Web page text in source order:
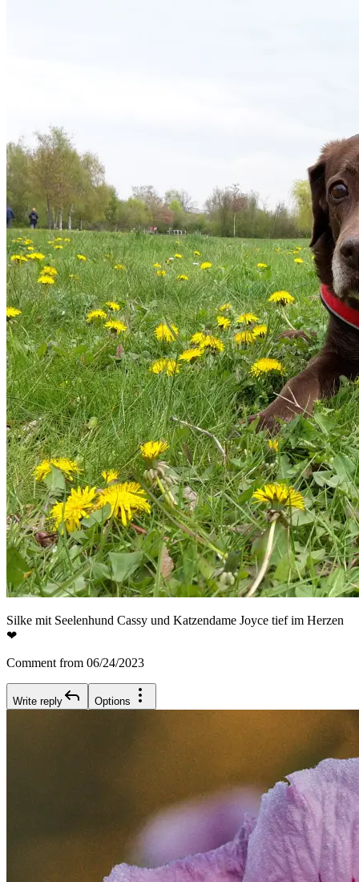
Silke mit Seelenhund Cassy und Katzendame Joyce tief im Herzen
❤
Comment from 06/24/2023
Write reply Options